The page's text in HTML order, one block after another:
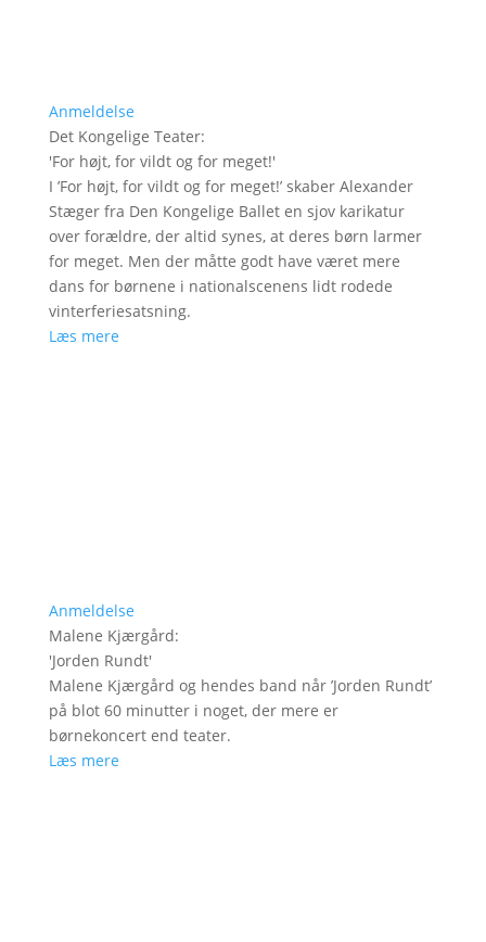
Anmeldelse
Det Kongelige Teater:
'For højt, for vildt og for meget!'
I ’For højt, for vildt og for meget!’ skaber Alexander
Stæger fra Den Kongelige Ballet en sjov karikatur
over forældre, der altid synes, at deres børn larmer
for meget. Men der måtte godt have været mere
dans for børnene i nationalscenens lidt rodede
vinterferiesatsning.
Læs mere
Anmeldelse
Malene Kjærgård:
'Jorden Rundt'
Malene Kjærgård og hendes band når ’Jorden Rundt’
på blot 60 minutter i noget, der mere er
børnekoncert end teater.
Læs mere